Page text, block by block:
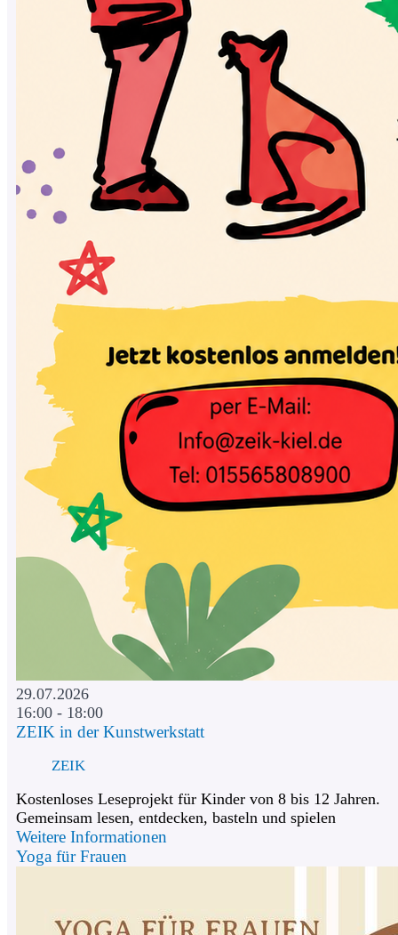
29.07.2026
16:00 - 18:00
ZEIK in der Kunstwerkstatt
ZEIK
Kostenloses Leseprojekt für Kinder von 8 bis 12 Jahren.
Gemeinsam lesen, entdecken, basteln und spielen
Weitere Informationen
Yoga für Frauen